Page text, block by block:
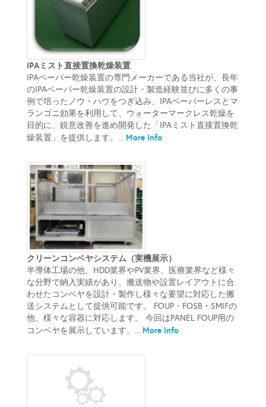
IPAミスト直接置換乾燥装置
IPAベーパー乾燥装置の専門メーカーである当社が、長年
のIPAベーパー乾燥装置の設計・製造経験並びに多くの事
例で培ったノウ・ハウをつぎ込み、IPAベーパーレスとマ
ランゴニ効果を利用して、ウォーターマークレス乾燥を
目的に、鋭意改善を進め開発した「IPAミスト直接置換乾
燥装置」を提供します。... More Info
クリーンコンベヤシステム（実機展示）
半導体工場の他、HDD業界やPV業界、医療業界など様々
な分野で納入実績があり、搬送物や設置レイアウトに合
わせたコンベヤを設計・製作し様々な要望に対応した搬
送システムとして提供可能です。 FOUP・FOSB・SMIFの
他、様々な容器に対応します。 今回はPANEL FOUP用の
コンベヤを展示しています。... More Info